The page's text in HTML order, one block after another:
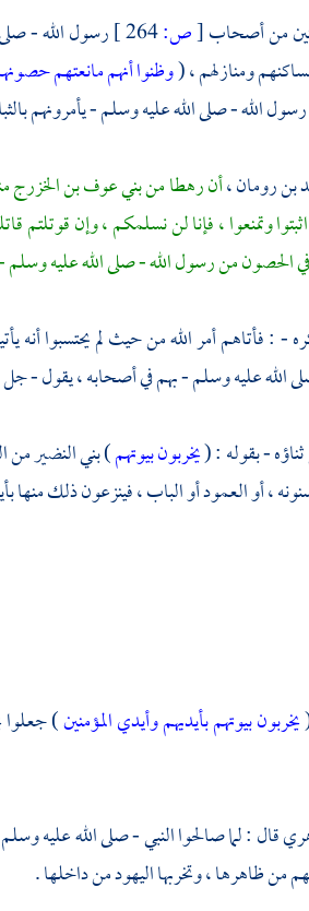
من أصحاب[ص:264 ]
رسول الله -
ومنازلهم ، (وظنوا أنهم مانعتهم
رسول الله - صلى الله عليه وسلم - يأمرونهم
بن رومان،أن رهطا منبني عوف بن الخزرج
وتمنعوا ، فإنا لن نسلمكم ، وإن
الحصون من رسول الله - صلى الله عليه
- : فأتاهم أمر الله من حيث لم يحتسبوا أنه
الله عليه وسلم - بهم في أصحابه ، يقول -
- بقوله : (يخربون بيوتهم)بني النضيرمن
، أو العمود أو الباب ، فينزعون ذلك منها
يخربون بيوتهم بأيديهم وأيدي المؤمنين) جعلوا
قال : لما صالحوا النبي - صلى الله عليه
من ظاهرها ، وتخربهااليهودمن داخلها .